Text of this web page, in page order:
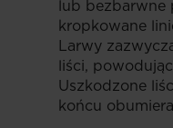
lub bezbarwne
kropkowane
Larwy
liści,
Uszkodzone
końcu